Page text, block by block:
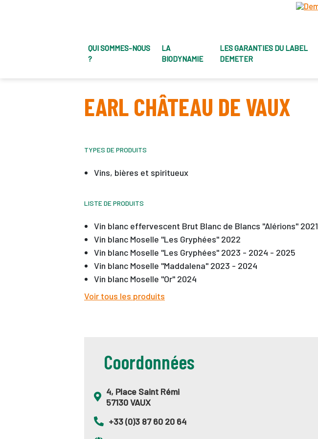
QUI SOMMES-NOUS
?
LA
BIODYNAMIE
LES GARANTIES DU LABEL
DEMETER
EARL CHÂTEAU DE VAUX
TYPES DE PRODUITS
Vins, bières et spiritueux
LISTE DE PRODUITS
Vin blanc effervescent Brut Blanc de Blancs "Alérions" 2021
Vin blanc Moselle "Les Gryphées" 2022
Vin blanc Moselle "Les Gryphées" 2023 - 2024 - 2025
Vin blanc Moselle "Maddalena" 2023 - 2024
Vin blanc Moselle "Or" 2024
Voir tous les produits
Coordonnées
4, Place Saint Rémi
57130 VAUX
+33 (0)3 87 60 20 64